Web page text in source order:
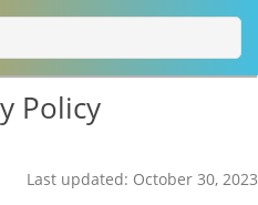
Policy
Last updated: October 30, 2023